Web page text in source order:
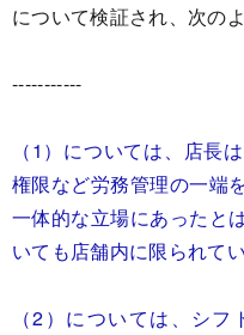
について検証され、次の
-----------
（1）については、店長
権限など労務管理の一端
一体的な立場にあったと
いても店舗内に限られてい
（2）については、シ